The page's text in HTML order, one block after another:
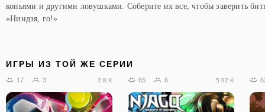
копьями и другими ловушками. Соберите их все, чтобы заверить
«Ниндзя, го!»
ИГРЫ ИЗ ТОЙ ЖЕ СЕРИИ
17 3 2.8 K 65 6 5.92 K